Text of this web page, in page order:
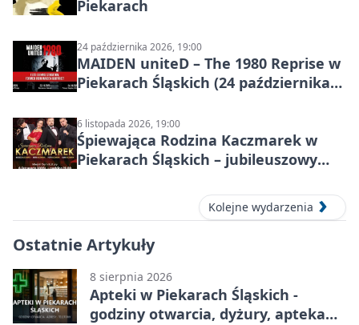
Piekarach
24 października 2026, 19:00
MAIDEN uniteD – The 1980 Reprise w
Piekarach Śląskich (24 października
6 listopada 2026, 19:00
Śpiewająca Rodzina Kaczmarek w
Piekarach Śląskich – jubileuszowy
Kolejne wydarzenia
Ostatnie Artykuły
8 sierpnia 2026
Apteki w Piekarach Śląskich -
godziny otwarcia, dyżury, apteka